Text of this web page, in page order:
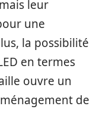
leur
une
la possibilité
en termes
ouvre un
de